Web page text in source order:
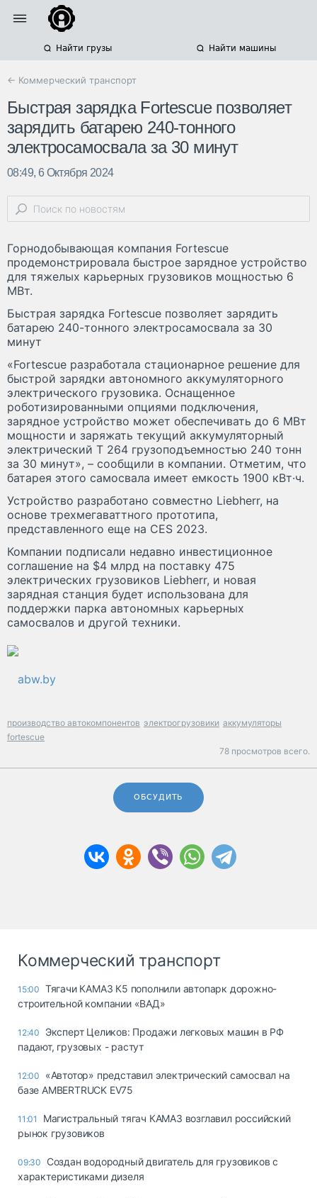
Найти грузы Найти машины
← Коммерческий транспорт
Быстрая зарядка Fortescue позволяет
зарядить батарею 240-тонного
электросамосвала за 30 минут
08:49, 6 Октября 2024
Горнодобывающая компания Fortescue
продемонстрировала быстрое зарядное устройство
для тяжелых карьерных грузовиков мощностью 6
МВт.
Быстрая зарядка Fortescue позволяет зарядить
батарею 240-тонного электросамосвала за 30
минут
«Fortescue разработала стационарное решение для
быстрой зарядки автономного аккумуляторного
электрического грузовика. Оснащенное
роботизированными опциями подключения,
зарядное устройство может обеспечивать до 6 МВт
мощности и заряжать текущий аккумуляторный
электрический T 264 грузоподъемностью 240 тонн
за 30 минут», – сообщили в компании. Отметим, что
батарея этого самосвала имеет емкость 1900 кВт·ч.
Устройство разработано совместно Liebherr, на
основе трехмегаваттного прототипа,
представленного еще на CES 2023.
Компании подписали недавно инвестиционное
соглашение на $4 млрд на поставку 475
электрических грузовиков Liebherr, и новая
зарядная станция будет использована для
поддержки парка автономных карьерных
самосвалов и другой техники.
abw.by
производство автокомпонентов электрогрузовики аккумуляторы
fortescue
78 просмотров всего.
ОБСУДИТЬ
Коммерческий транспорт
15:00 Тягачи КАМАЗ К5 пополнили автопарк дорожно-
строительной компании «ВАД»
12:40
Эксперт Целиков: Продажи легковых машин в РФ
падают, грузовых - растут
12:00
«Автотор» представил электрический самосвал на
базе AMBERTRUCK EV75
11:01
Магистральный тягач КАМАЗ возглавил российский
рынок грузовиков
09:30
Создан водородный двигатель для грузовиков с
характеристиками дизеля